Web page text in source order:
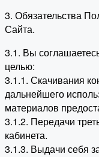
3. Обязательства
Сайта.
3.1. Вы
целью:
3.1.1. Скачивания
дальнейшего
материалов
3.1.2. Передачи
кабинета.
3.1.3. Выдачи себя